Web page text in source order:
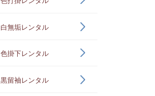
白無垢レンタル
色掛下レンタル
黒留袖レンタル